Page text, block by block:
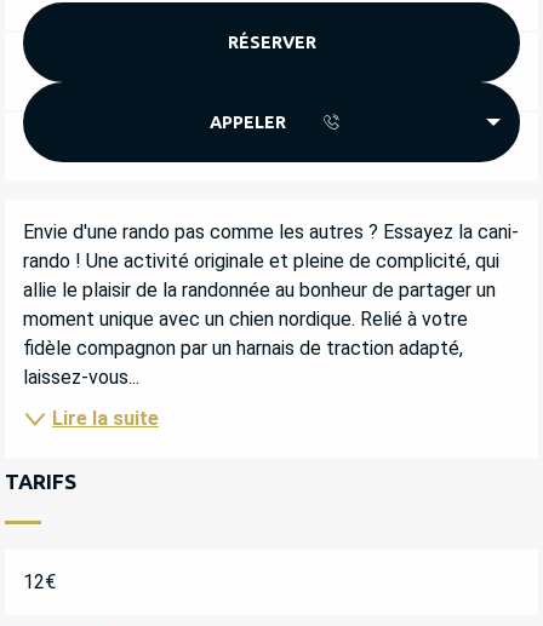
RÉSERVER
APPELER
DESCRIPTION
Envie d'une rando pas comme les autres ? Essayez la cani-
rando ! Une activité originale et pleine de complicité, qui
allie le plaisir de la randonnée au bonheur de partager un
moment unique avec un chien nordique. Relié à votre
fidèle compagnon par un harnais de traction adapté,
laissez-vous...
Lire la suite
TARIFS
12€